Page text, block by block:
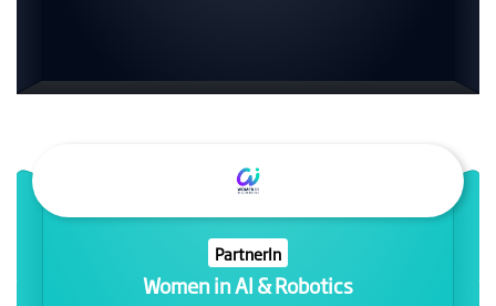
PartnerIn
Women in AI & Robotics